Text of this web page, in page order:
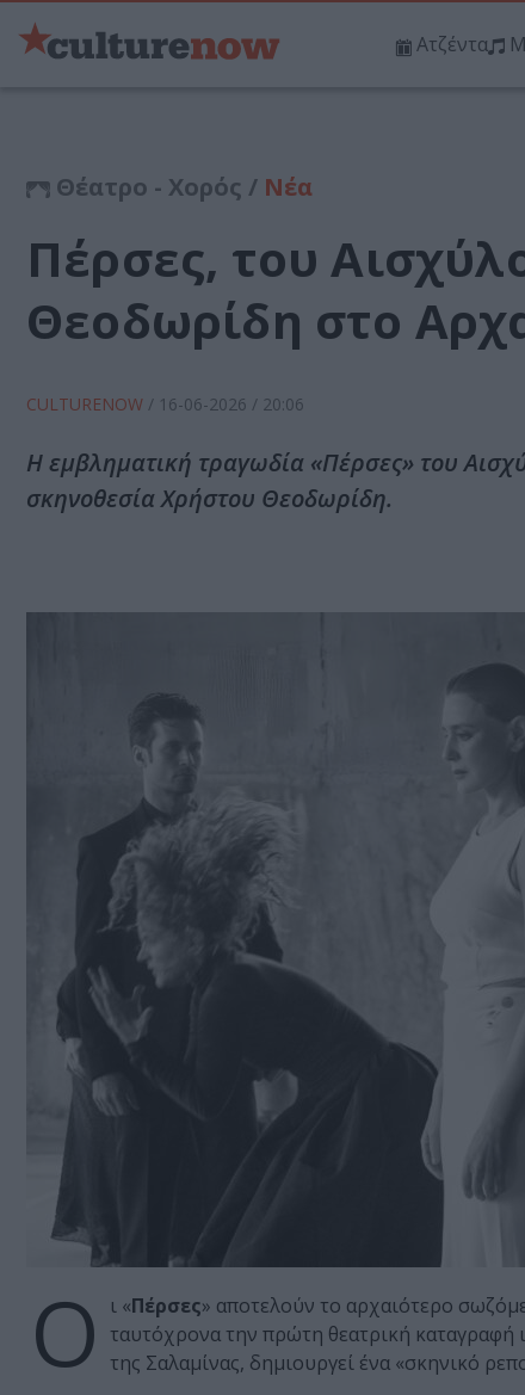
Ατζέντα
Θέατρο - Χορός / Νέα
Πέρσες, του
Θεοδωρίδη στο
CULTURENOW / 16-06-2026 / 20:06
Η εμβληματική τραγωδία «Πέρσες» του
σκηνοθεσία Χρήστου Θεοδωρίδη.
Ο ι «Πέρσες» αποτελούν το αρχαιότερο
ταυτόχρονα την πρώτη θεατρική
της Σαλαμίνας, δημιουργεί ένα «σκηνικό